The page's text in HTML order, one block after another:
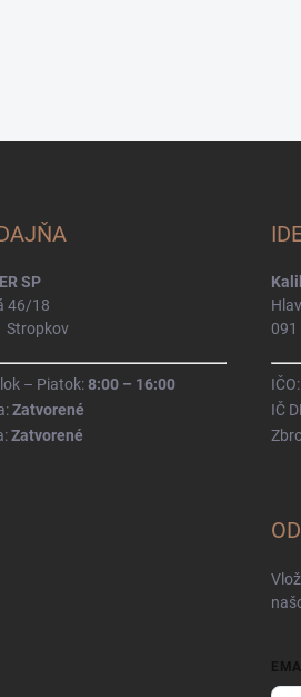
SP
46/18
Stropkov
– Piatok:8:00 – 16:00
Zatvorené
Zatvorené
091
IČ